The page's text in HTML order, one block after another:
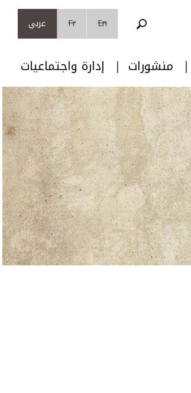
En
Fr عربي
منشورات إدارة واجتماعيات